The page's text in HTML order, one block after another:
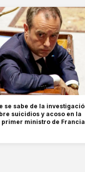
se sabe de la
suicidios y acoso en la
ministro de Francia